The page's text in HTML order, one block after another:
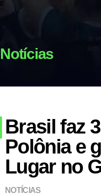
Notícias
Brasil faz
Polônia e
Lugar no
NOTÍCIAS